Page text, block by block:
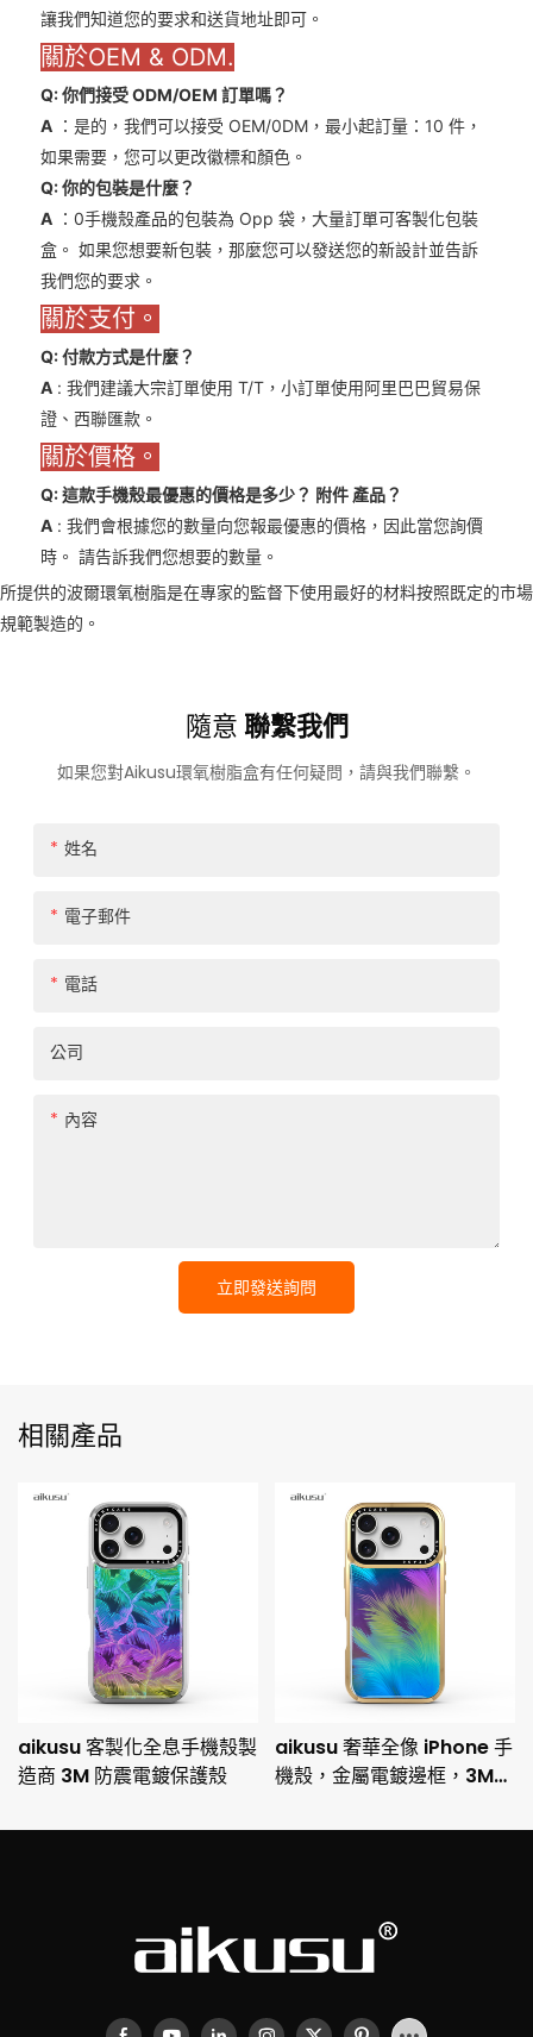
讓我們知道您的要求和送貨地址即可。
關於OEM & ODM.
Q: 你們接受 ODM/OEM 訂單嗎？
A ：是的，我們可以接受 OEM/0DM，最小起訂量：10 件，
如果需要，您可以更改徽標和顏色。
Q: 你的包裝是什麼？
A ：0手機殼產品的包裝為 Opp 袋，大量訂單可客製化包裝
盒。 如果您想要新包裝，那麼您可以發送您的新設計並告訴
我們您的要求。
關於支付。
Q: 付款方式是什麼？
A : 我們建議大宗訂單使用 T/T，小訂單使用阿里巴巴貿易保
證、西聯匯款。
關於價格。
Q: 這款手機殼最優惠的價格是多少？ 附件 產品？
A : 我們會根據您的數量向您報最優惠的價格，因此當您詢價
時。 請告訴我們您想要的數量。
所提供的波爾環氧樹脂是在專家的監督下使用最好的材料按照既定的市場
規範製造的。
隨意聯繫我們
如果您對Aikusu環氧樹脂盒有任何疑問，請與我們聯繫。
姓名
電子郵件
電話
公司
內容
立即發送詢問
相關產品
aikusu 客製化全息手機殼製
造商 3M 防震電鍍保護殼
aikusu 奢華全像 iPhone 手
機殼，金屬電鍍邊框，3M